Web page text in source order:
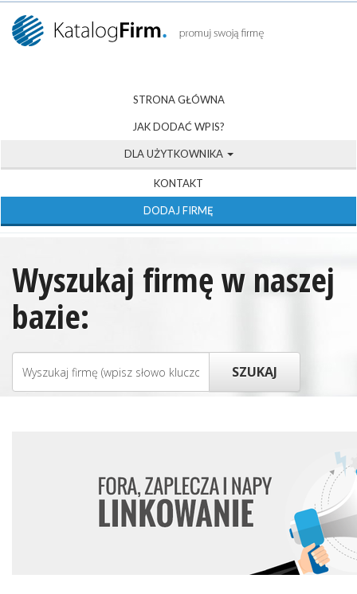
STRONA GŁÓWNA
JAK DODAĆ WPIS?
DLA UŻYTKOWNIKA
KONTAKT
DODAJ FIRMĘ
Wyszukaj firmę w naszej
bazie: